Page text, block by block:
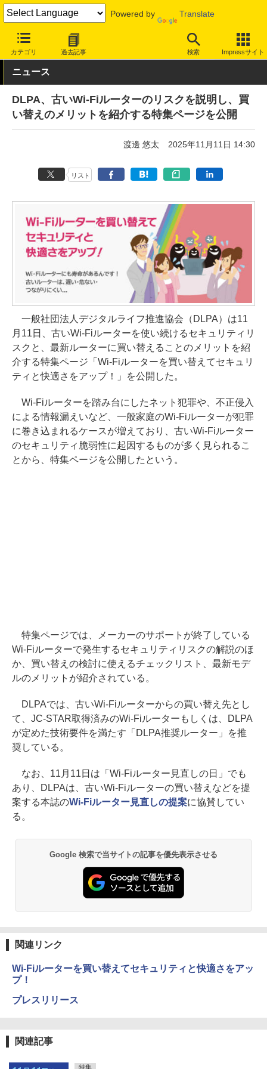
Powered by Translate
カテゴリ 過去記事 検索 Impressサイト
INTERNET Watch トピック Wi-Fiルーター見直し
ニュース
DLPA、古いWi-Fiルーターのリスクを説明し、買
い替えのメリットを紹介する特集ページを公開
渡邊 悠太 2025年11月11日 14:30
リスト
一般社団法人デジタルライフ推進協会（DLPA）は11
月11日、古いWi-Fiルーターを使い続けるセキュリティリ
スクと、最新ルーターに買い替えることのメリットを紹
介する特集ページ「Wi-Fiルーターを買い替えてセキュリ
ティと快適さをアップ！」を公開した。
Wi-Fiルーターを踏み台にしたネット犯罪や、不正侵入
による情報漏えいなど、一般家庭のWi-Fiルーターが犯罪
に巻き込まれるケースが増えており、古いWi-Fiルーター
のセキュリティ脆弱性に起因するものが多く見られるこ
とから、特集ページを公開したという。
特集ページでは、メーカーのサポートが終了している
Wi-Fiルーターで発生するセキュリティリスクの解説のほ
か、買い替えの検討に使えるチェックリスト、最新モデ
ルのメリットが紹介されている。
DLPAでは、古いWi-Fiルーターからの買い替え先とし
て、JC-STAR取得済みのWi-Fiルーターもしくは、DLPA
が定めた技術要件を満たす「DLPA推奨ルーター」を推
奨している。
なお、11月11日は「Wi-Fiルーター見直しの日」でも
あり、DLPAは、古いWi-Fiルーターの買い替えなどを提
案する本誌のWi-Fiルーター見直しの提案に協賛してい
る。
Google 検索で当サイトの記事を優先表示させる
関連リンク
Wi-Fiルーターを買い替えてセキュリティと快適さをアッ
プ！
プレスリリース
関連記事
特集